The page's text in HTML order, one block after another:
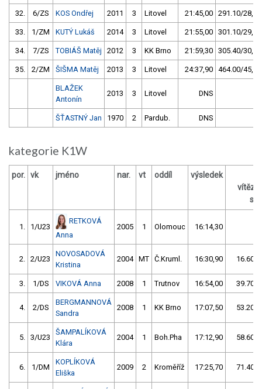
32. 6/ZS KOS Ondřej 2011 3 Litovel 21:45,00 291.10/28,7
33. 1/ZM KUTÝ Lukáš 2014 3 Litovel 21:55,00 301.10/29,7
34. 7/ZS TOBIÁŠ Matěj 2012 3 KK Brno 21:59,30 305.40/30,1
35. 2/ZM ŠIŠMA Matěj 2013 3 Litovel 24:37,90 464.00/45,8
BLAŽEK
Antonín
2013 3 Litovel DNS
ŠŤASTNÝ Jan 1970 2 Pardub. DNS
kategorie K1W
por. vk jméno nar. vt oddíl výsledek
s /
1. 1/U23
RETKOVÁ
Anna
2005 1 Olomouc 16:14,30
2. 2/U23
NOVOSADOVÁ
Kristina
2004 MT Č.Kruml. 16:30,90 16.60/
3. 1/DS VIKOVÁ Anna 2008 1 Trutnov 16:54,00 39.70/
4. 2/DS
BERGMANNOVÁ
Sandra
2008 1 KK Brno 17:07,50 53.20/
5. 3/U23
ŠAMPALÍKOVÁ
Klára
2004 1 Boh.Pha 17:12,90 58.60/
6. 1/DM
KOPLÍKOVÁ
Eliška
2009 2 Kroměříž 17:25,70 71.40/